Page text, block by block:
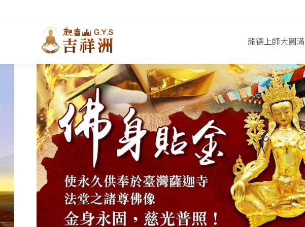
龍德上師大圓滿